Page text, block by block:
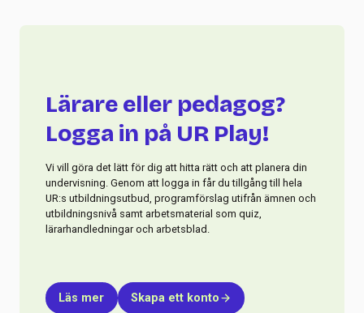
Lärare eller pedagog?
Logga in på UR Play!
Vi vill göra det lätt för dig att hitta rätt och att planera din
undervisning. Genom att logga in får du tillgång till hela
UR:s utbildningsutbud, programförslag utifrån ämnen och
utbildningsnivå samt arbetsmaterial som quiz,
lärarhandledningar och arbetsblad.
Läs mer Skapa ett konto